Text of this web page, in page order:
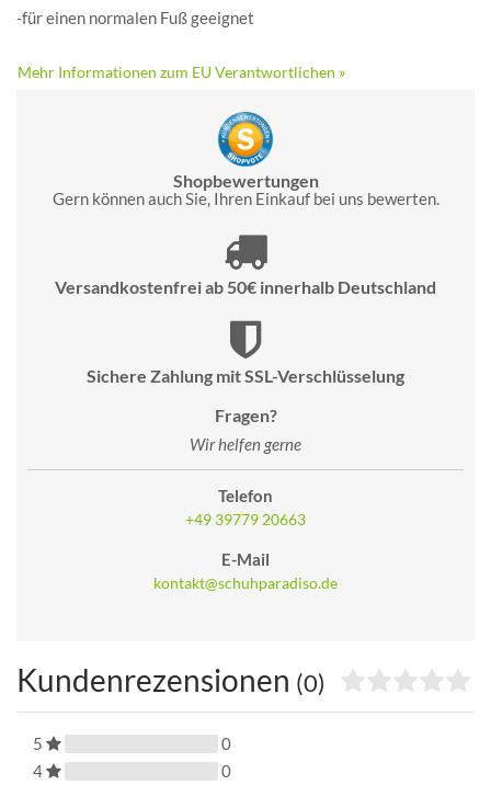
-für einen normalen Fuß geeignet
Mehr Informationen zum EU Verantwortlichen »
Shopbewertungen
Gern können auch Sie, Ihren Einkauf bei uns bewerten.
Versandkostenfrei ab 50€ innerhalb Deutschland
Sichere Zahlung mit SSL-Verschlüsselung
Fragen?
Wir helfen gerne
Telefon
+49 39779 20663
E-Mail
kontakt@schuhparadiso.de
Kundenrezensionen (0)
5
0
4
0